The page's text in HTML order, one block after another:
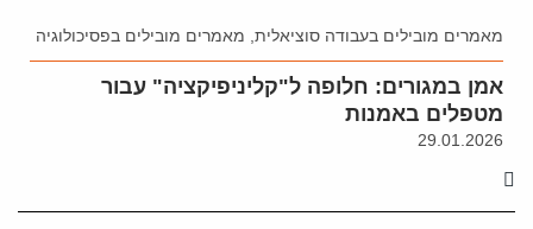
מאמרים מובילים בעבודה סוציאלית מאמרים מובילים בפסיכולוגיה
אמן במגורים: חלופה ל"קליניפיקציה" עבור
מטפלים באמנות
29.01.2026